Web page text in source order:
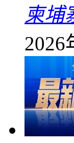
柬埔
2026